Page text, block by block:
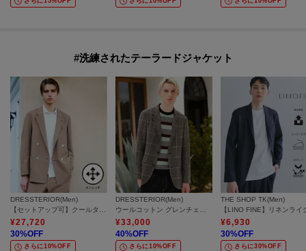
#洗練されたテーラードジャケット
DRESSTERIOR(Men)
【セットアップ可】クールタッチ クイックドライ イージージャケット
¥27,720
30%OFF
さらに10%OFF
DRESSTERIOR(Men)
ウールコットン グレンチェックジャケット
¥33,000
40%OFF
さらに10%OFF
THE SHOP TK(Men)
¥6,930
30%OFF
さらに30%OFF